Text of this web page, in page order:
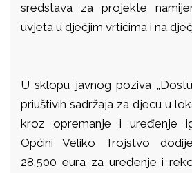
sredstava za projekte
uvjeta u dječjim vrtićima i na
U sklopu javnog poziva
priuštivih sadržaja za djecu u
kroz opremanje i uređenje
Općini Veliko Trojstvo
28.500 eura za uređenje i